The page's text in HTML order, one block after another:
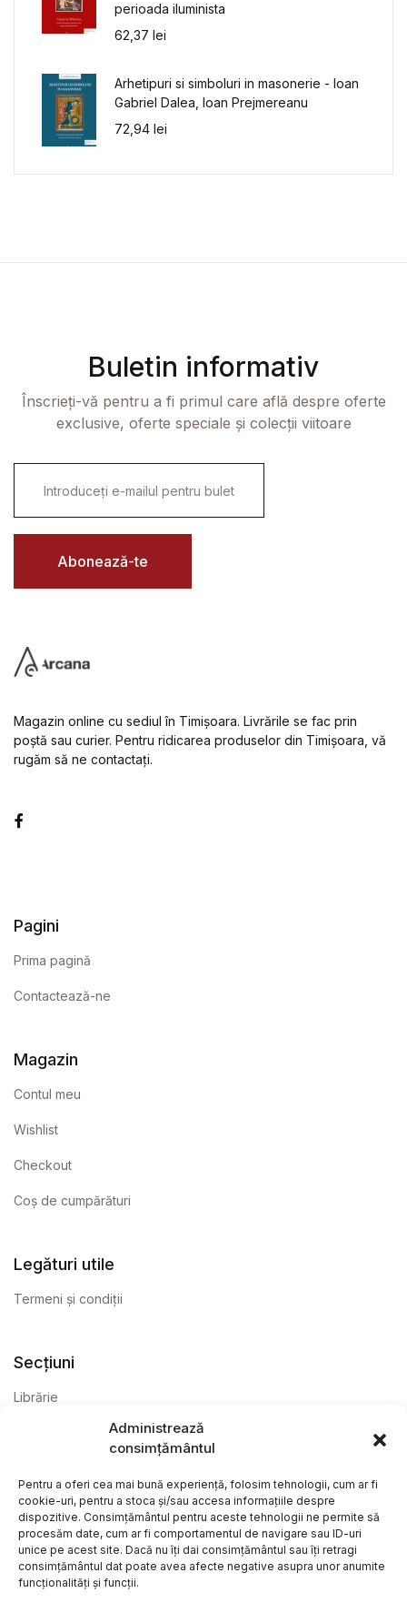
Administrează
consimțământul
Pentru a oferi cea mai bună experiență, folosim tehnologii, cum ar fi
cookie-uri, pentru a stoca și/sau accesa informațiile despre
dispozitive. Consimțământul pentru aceste tehnologii ne permite să
procesăm date, cum ar fi comportamentul de navigare sau ID-uri
unice pe acest site. Dacă nu îți dai consimțământul sau îți retragi
consimțământul dat poate avea afecte negative asupra unor anumite
funcționalități și funcții.
perioada iluminista
62,37 lei
Arhetipuri si simboluri in masonerie - Ioan
Gabriel Dalea, Ioan Prejmereanu
72,94 lei
Buletin informativ
Înscrieți-vă pentru a fi primul care află despre oferte
exclusive, oferte speciale și colecții viitoare
i
l
Abonează-te
Magazin online cu sediul în Timișoara. Livrările se fac prin
poștă sau curier. Pentru ridicarea produselor din Timișoara, vă
rugăm să ne contactați.
Pagini
Prima pagină
Contactează-ne
Magazin
Contul meu
Wishlist
Checkout
Coș de cumpărături
Legături utile
Termeni și condiții
Secțiuni
Librărie
@ Librăria Arcana. Toate drepturile rezervate. Site creat de